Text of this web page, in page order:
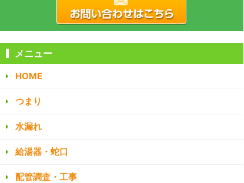
メニュー
HOME
つまり
水漏れ
給湯器・蛇口
配管調査・工事